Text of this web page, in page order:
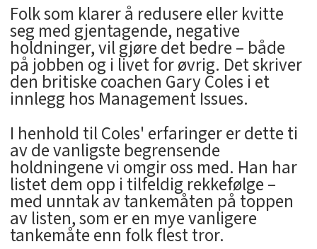
Folk som klarer å redusere eller kvitte
seg med gjentagende, negative
holdninger, vil gjøre det bedre – både
på jobben og i livet for øvrig. Det skriver
den britiske coachen Gary Coles i et
innlegg hos Management Issues.
I henhold til Coles' erfaringer er dette ti
av de vanligste begrensende
holdningene vi omgir oss med. Han har
listet dem opp i tilfeldig rekkefølge –
med unntak av tankemåten på toppen
av listen, som er en mye vanligere
tankemåte enn folk flest tror.